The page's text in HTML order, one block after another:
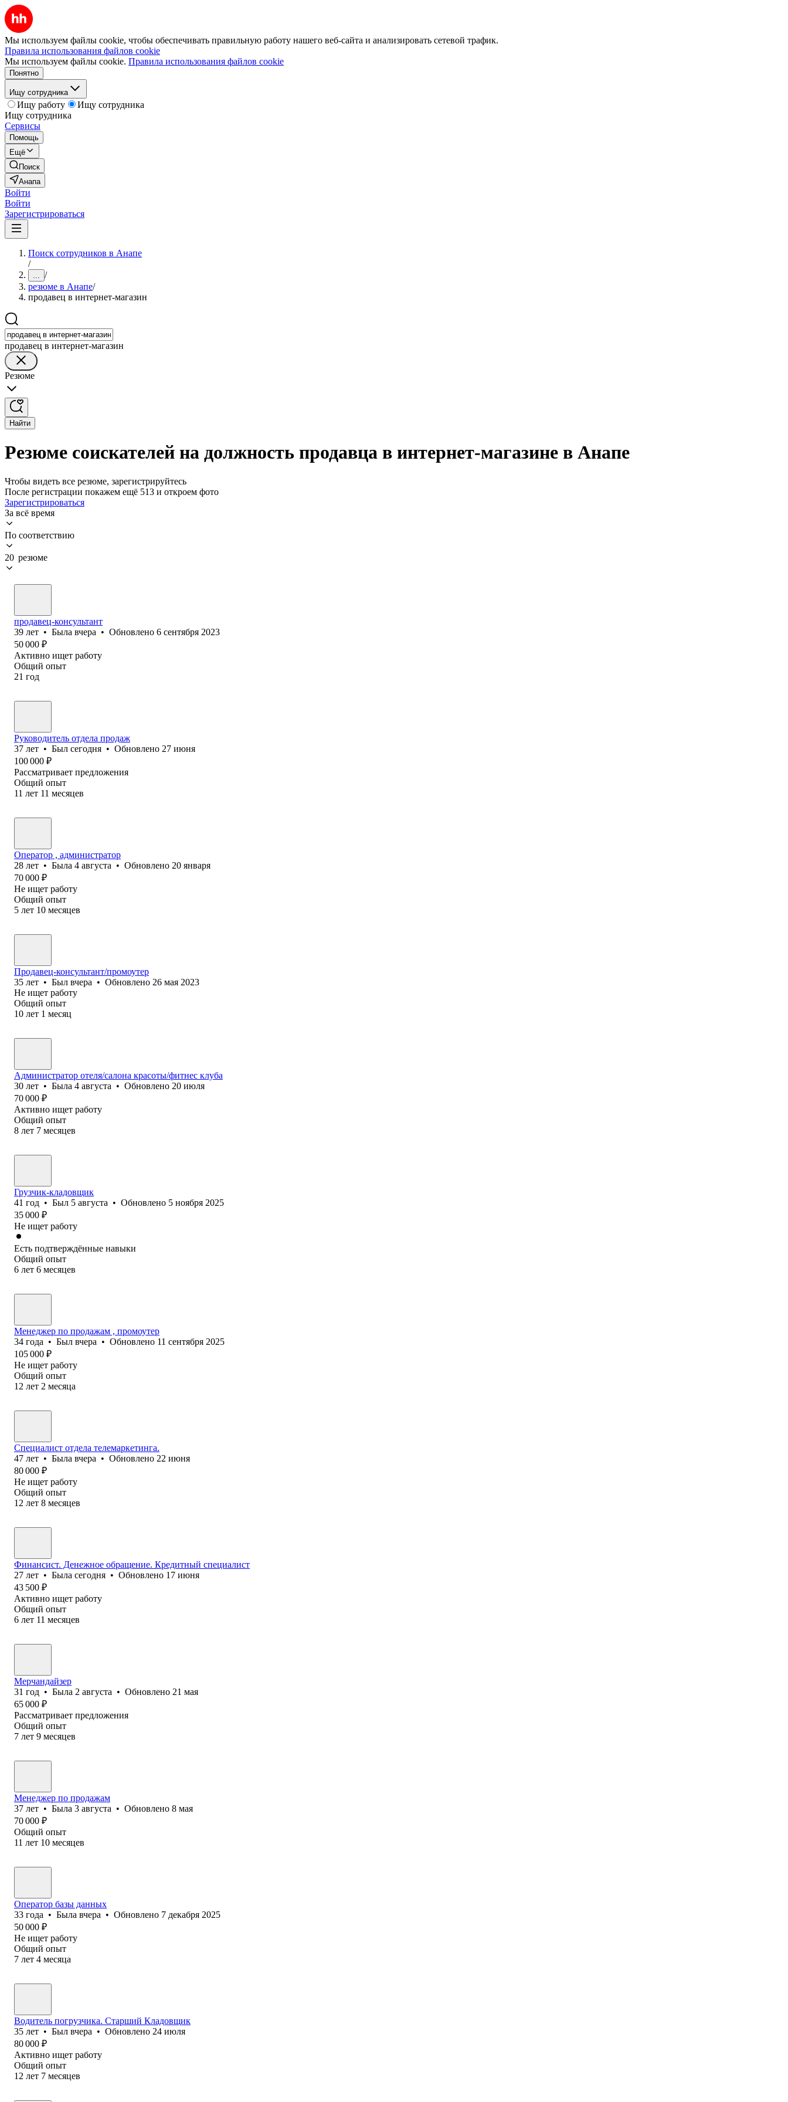
Мы используем файлы cookie, чтобы обеспечивать правильную работу нашего веб-сайта и анализировать сетевой трафик.
Правила использования файлов cookie
Мы используем файлы cookie. Правила использования файлов cookie
Понятно
Ищу сотрудника
Ищу работу
Ищу сотрудника
Ищу сотрудника
Сервисы
Помощь
Ещё
Поиск
Анапа
Войти
Войти
Зарегистрироваться
Поиск сотрудников в Анапе
/
... /
резюме в Анапе/
продавец в интернет-магазин
продавец в интернет-магазин
Резюме
Найти
Резюме соискателей на должность продавца в интернет-магазине в Анапе
Чтобы видеть все резюме, зарегистрируйтесь
После регистрации покажем ещё 513 и откроем фото
Зарегистрироваться
За всё время
По соответствию
20 резюме
продавец-консультант
39 лет • Была вчера • Обновлено 6 сентября 2023
50 000 ₽
Активно ищет работу
Общий опыт
21 год
Руководитель отдела продаж
37 лет • Был сегодня • Обновлено 27 июня
100 000 ₽
Рассматривает предложения
Общий опыт
11 лет 11 месяцев
Оператор , администратор
28 лет • Была 4 августа • Обновлено 20 января
70 000 ₽
Не ищет работу
Общий опыт
5 лет 10 месяцев
Продавец-консультант/промоутер
35 лет • Был вчера • Обновлено 26 мая 2023
Не ищет работу
Общий опыт
10 лет 1 месяц
Администратор отеля/салона красоты/фитнес клуба
30 лет • Была 4 августа • Обновлено 20 июля
70 000 ₽
Активно ищет работу
Общий опыт
8 лет 7 месяцев
Грузчик-кладовщик
41 год • Был 5 августа • Обновлено 5 ноября 2025
35 000 ₽
Не ищет работу
Есть подтверждённые навыки
Общий опыт
6 лет 6 месяцев
Менеджер по продажам , промоутер
34 года • Был вчера • Обновлено 11 сентября 2025
105 000 ₽
Не ищет работу
Общий опыт
12 лет 2 месяца
Специалист отдела телемаркетинга.
47 лет • Была вчера • Обновлено 22 июня
80 000 ₽
Не ищет работу
Общий опыт
12 лет 8 месяцев
Финансист. Денежное обращение. Кредитный специалист
27 лет • Была сегодня • Обновлено 17 июня
43 500 ₽
Активно ищет работу
Общий опыт
6 лет 11 месяцев
Мерчандайзер
31 год • Была 2 августа • Обновлено 21 мая
65 000 ₽
Рассматривает предложения
Общий опыт
7 лет 9 месяцев
Менеджер по продажам
37 лет • Была 3 августа • Обновлено 8 мая
70 000 ₽
Общий опыт
11 лет 10 месяцев
Оператор базы данных
33 года • Была вчера • Обновлено 7 декабря 2025
50 000 ₽
Не ищет работу
Общий опыт
7 лет 4 месяца
Водитель погрузчика. Старший Кладовщик
35 лет • Был вчера • Обновлено 24 июля
80 000 ₽
Активно ищет работу
Общий опыт
12 лет 7 месяцев